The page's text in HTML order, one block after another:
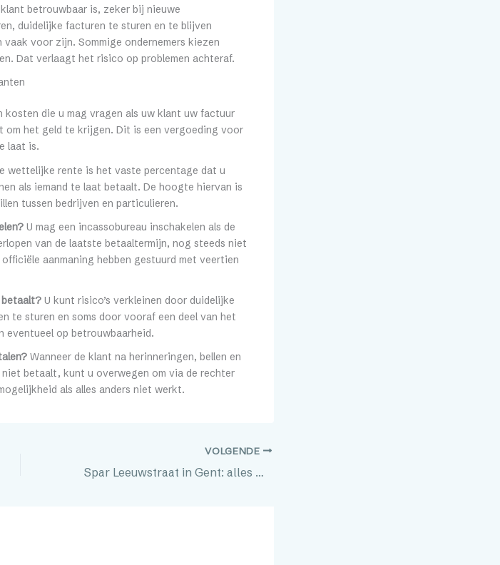
betrouwbaar is, zeker bij nieuwe
duidelijke facturen te sturen en te blijven
voor zijn. Sommige ondernemers kiezen
Dat verlaagt het risico op problemen achteraf.
kosten die u mag vragen als uw klant uw factuur
om het geld te krijgen. Dit is een vergoeding voor
laat is.
wettelijke rente is het vaste percentage dat u
als iemand te laat betaalt. De hoogte hiervan is
tussen bedrijven en particulieren.
U mag een incassobureau inschakelen als de
van de laatste betaaltermijn, nog steeds niet
aanmaning hebben gestuurd met veertien
U kunt risico’s verkleinen door duidelijke
te sturen en soms door vooraf een deel van het
eventueel op betrouwbaarheid.
Wanneer de klant na herinneringen, bellen en
betaalt, kunt u overwegen om via de rechter
als alles anders niet werkt.
VOLGENDE
Spar Leeuwstraat in Gent: alles wat je wilt weten